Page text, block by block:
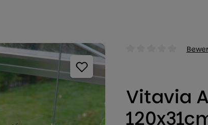
Vitavia